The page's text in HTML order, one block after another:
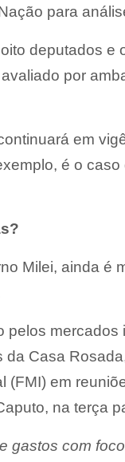
para
deputados e
por
em
é o
Milei, ainda é
pelos mercados
da Casa
(FMI) em
na terça
gastos com